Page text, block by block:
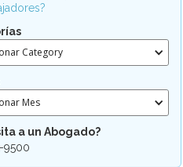
Category
Mes
a un Abogado?
9500